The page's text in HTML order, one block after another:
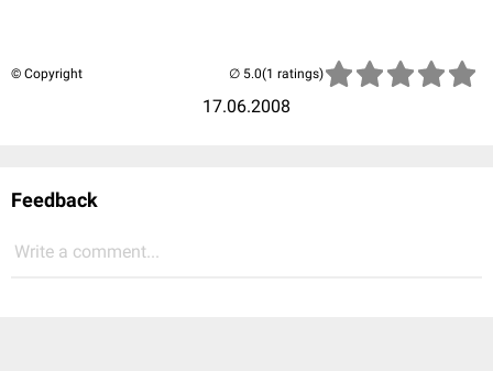
© Copyright
17.06.2008
(1 ratings)
Feedback
Write a comment...